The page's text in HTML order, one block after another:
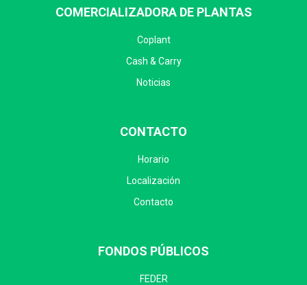
COMERCIALIZADORA DE PLANTAS
Coplant
Cash & Carry
Noticias
CONTACTO
Horario
Localización
Contacto
FONDOS PÚBLICOS
FEDER